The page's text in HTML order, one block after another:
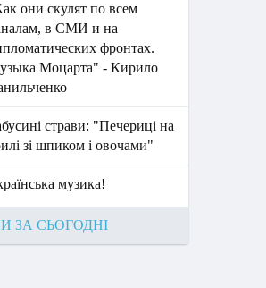
они скулят по всем
в СМИ и на
фронтах.
Моцарта" - Кирило
страви: "Печериці на
зі шпиком і овочами"
музика!
ЗА СЬОГОДНІ